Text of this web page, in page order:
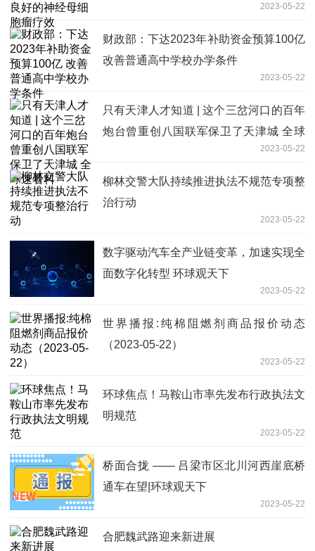
2023-05-22
财政部：下达2023年补助资金预算100亿
改善普通高中学校办学条件
2023-05-22
只有天津人才知道 | 这个三岔河口的百年
炮台曾重创八国联军保卫了天津城 全球
2023-05-22
柳林交警大队持续推进执法不规范专项整
治行动
2023-05-22
数字驱动汽车全产业链变革，加速实现全
面数字化转型 环球观天下
2023-05-22
世界播报:纯棉阻燃剂商品报价动态
（2023-05-22）
2023-05-22
环球焦点！马鞍山市率先发布行政执法文
明规范
2023-05-22
桥面合拢 —— 吕梁市区北川河西崖底桥
通车在望|环球观天下
2023-05-22
合肥魏武路迎来新进展